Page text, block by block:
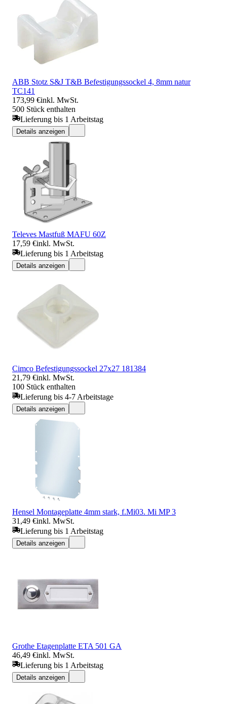
ABB Stotz S&J T&B Befestigungssockel 4, 8mm natur
TC141
173,99 €inkl. MwSt.
500 Stück enthalten
Lieferung bis 1 Arbeitstag
Details anzeigen
Televes Mastfuß MAFU 60Z
17,59 €inkl. MwSt.
Lieferung bis 1 Arbeitstag
Details anzeigen
Cimco Befestigungssockel 27x27 181384
21,79 €inkl. MwSt.
100 Stück enthalten
Lieferung bis 4-7 Arbeitstage
Details anzeigen
Hensel Montageplatte 4mm stark, f.Mi03. Mi MP 3
31,49 €inkl. MwSt.
Lieferung bis 1 Arbeitstag
Details anzeigen
Grothe Etagenplatte ETA 501 GA
46,49 €inkl. MwSt.
Lieferung bis 1 Arbeitstag
Details anzeigen